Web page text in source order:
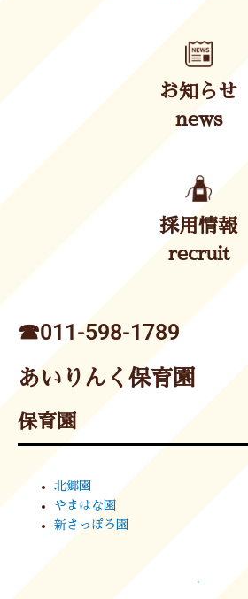
お知らせ
news
採用情報
recruit
☎︎011-598-1789
あいりんく保育園
保育園
北郷園
やまはな園
新さっぽろ園